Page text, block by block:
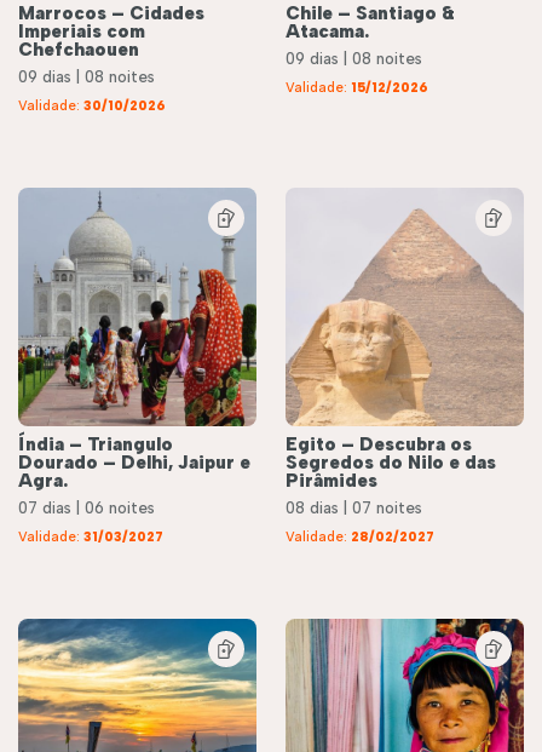
Roteiros
Marrocos – Cidades
Imperiais com
Chefchaouen
09 dias | 08 noites
Validade: 30/10/2026
Chile – Santiago &
Atacama.
09 dias | 08 noites
Validade: 15/12/2026
Índia – Triangulo
Dourado – Delhi, Jaipur e
Agra.
07 dias | 06 noites
Validade: 31/03/2027
Egito – Descubra os
Segredos do Nilo e das
Pirâmides
08 dias | 07 noites
Validade: 28/02/2027